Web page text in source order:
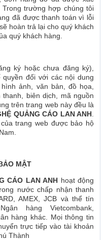
trường hợp chúng tôi
đã được thanh toán vì lỗi
hoàn trả lại cho quý khách
quý khách hàng.
ký hoặc chưa đăng ký),
đối với các nội dung
ảnh, văn bản, đồ họa,
biên dịch, mã nguồn
trên trang web này đều là
QUẢNG CÁO LAN ANH
trang web được bảo hộ
MẬT
CÁO LAN ANH hoạt động
nước chấp nhận thanh
AMEX, JCB và thể tín
hàng Vietcombank,
hàng khác. Mọi thông tin
trực tiếp vào tài khoản
Thành